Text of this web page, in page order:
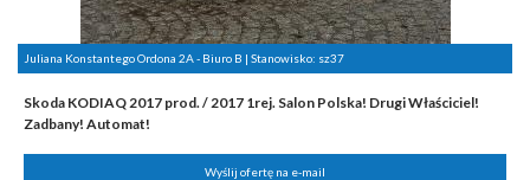
Juliana Konstantego Ordona 2A - Biuro B | Stanowisko: sz37
Skoda KODIAQ 2017 prod. / 2017 1rej. Salon Polska! Drugi Właściciel!
Zadbany! Automat!
Wyślij ofertę na e-mail